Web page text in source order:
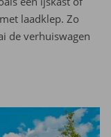
laadklep. Zo
de verhuiswagen